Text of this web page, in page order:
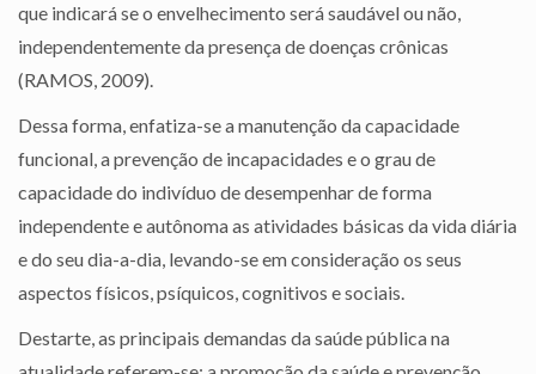
que indicará se o envelhecimento será saudável ou não,
independentemente da presença de doenças crônicas
(RAMOS, 2009).
Dessa forma, enfatiza-se a manutenção da capacidade
funcional, a prevenção de incapacidades e o grau de
capacidade do indivíduo de desempenhar de forma
independente e autônoma as atividades básicas da vida diária
e do seu dia-a-dia, levando-se em consideração os seus
aspectos físicos, psíquicos, cognitivos e sociais.
Destarte, as principais demandas da saúde pública na